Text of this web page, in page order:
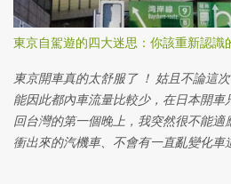
是共享汽車使用，這大概是申請日本
東京都內，要買車還得先要有車位，東
所以共享汽車就成為重要的選擇。而且
駕照通常還可以當作申辦很多服務所
全，通常在取得在留卡的當天甚至隔
本生活開局可以說是相當方便的證件
一下。 所以長期居留身份的台灣人換日
東京自駕遊的四大迷思：你該重新認識
東京開車真的太舒服了 ！ 姑且不論這
能因此都內車流量比較少，在日本開
回台灣的第一個晚上，我突然很不能
衝出來的汽機車、不會有一直亂變化車